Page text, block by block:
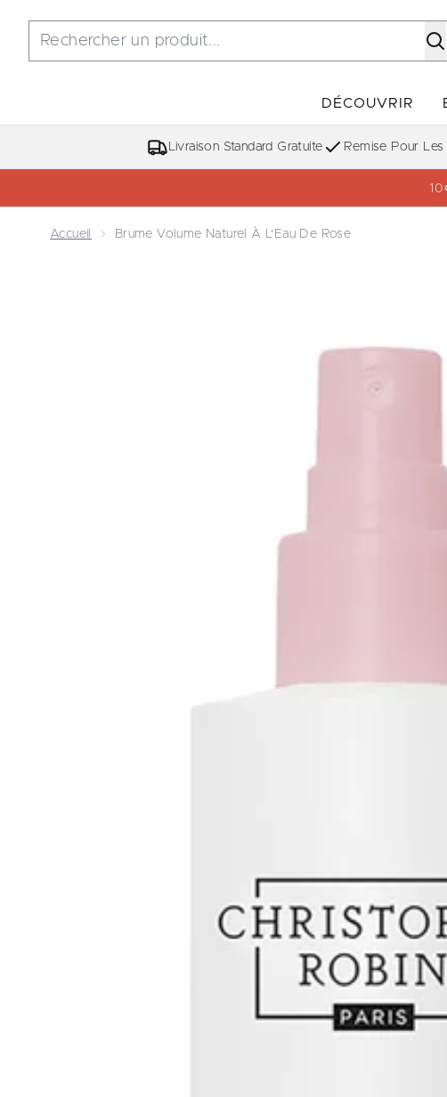
DÉCOUVRIR
Livraison Standard Gratuite Remise Pour Les
Accueil Brume Volume Naturel À L'Eau De Rose